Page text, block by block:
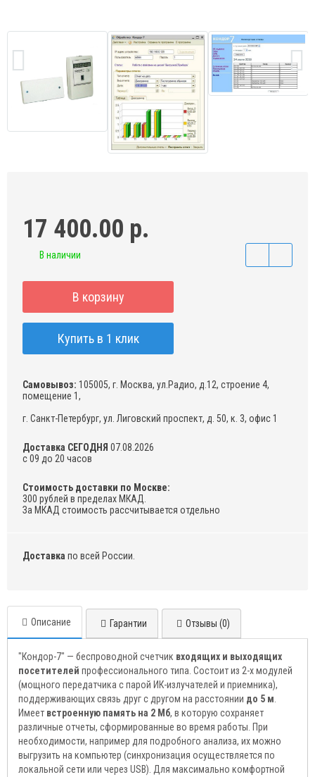
17 400.00 р.
В наличии
В корзину
Купить в 1 клик
Самовывоз: 105005, г. Москва, ул.Радио, д.12, строение 4,
помещение 1,
г. Санкт-Петербург, ул. Лиговский проспект, д. 50, к. 3, офис 1
Доставка СЕГОДНЯ 07.08.2026
с 09 до 20 часов
Стоимость доставки по Москве:
300 рублей в пределах МКАД.
За МКАД стоимость рассчитывается отдельно
Доставка по всей России.
Описание Гарантии Отзывы (0)
"Кондор-7" — беспроводной счетчик входящих и выходящих
посетителей профессионального типа. Состоит из 2-х модулей
(мощного передатчика с парой ИК-излучателей и приемника),
поддерживающих связь друг с другом на расстоянии до 5 м.
Имеет встроенную память на 2 Мб, в которую сохраняет
различные отчеты, сформированные во время работы. При
необходимости, например для подробного анализа, их можно
выгрузить на компьютер (синхронизация осуществляется по
локальной сети или через USB). Для максимально комфортной